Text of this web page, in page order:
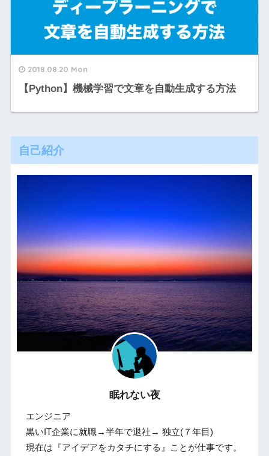
2018.08.20 Mon
【Python】機械学習で文章を自動生成する方法
自己紹介
眠れない夜
エンジニア
黒いIT企業に就職→半年で退社→ 独立(７年目)
現在は『アイデアをカタチにする』ことが仕事です。